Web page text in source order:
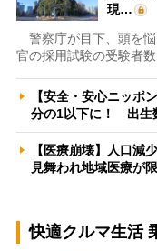
現…
警察庁が目下、頭を
官の採用試験の受験者
【安全・安心ニッポ
分の1以下に！ 出生
【医療崩壊】人口減
見舞われ地域医療
快適クルマ生活